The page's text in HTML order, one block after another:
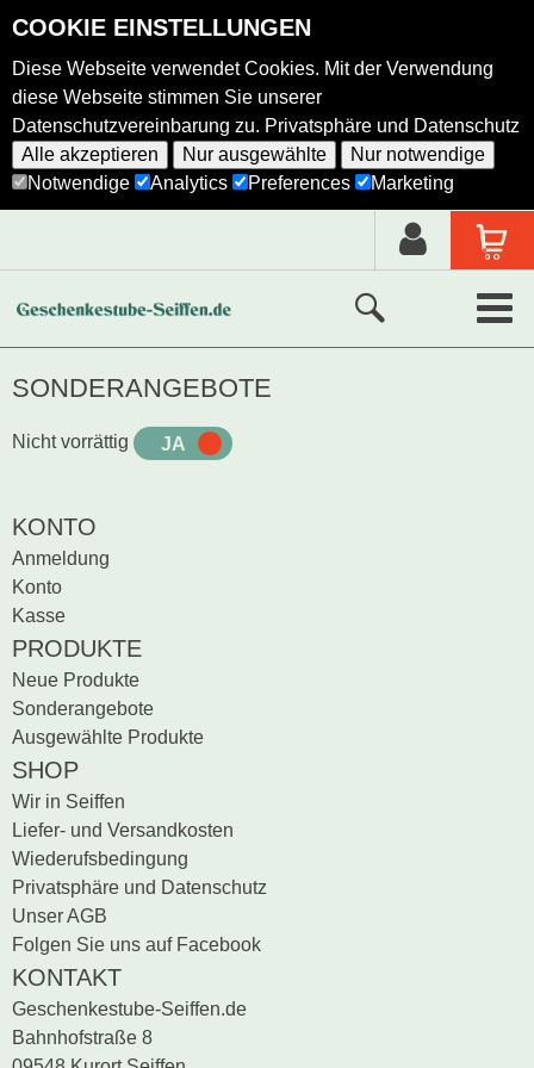
COOKIE EINSTELLUNGEN
Diese Webseite verwendet Cookies. Mit der Verwendung
diese Webseite stimmen Sie unserer
Datenschutzvereinbarung zu. Privatsphäre und Datenschutz
Alle akzeptieren
Nur ausgewählte
Nur notwendige
Notwendige
Analytics Preferences Marketing
Ausgewählte Produkte
Holzkunst nach Hersteller
Schwibbogen
Räucherfiguren
SONDERANGEBOTE
Nicht vorrättig JA
KONTO
Anmeldung
Konto
Kasse
PRODUKTE
Neue Produkte
Sonderangebote
Ausgewählte Produkte
SHOP
Wir in Seiffen
Liefer- und Versandkosten
Wiederufsbedingung
Privatsphäre und Datenschutz
Unser AGB
Folgen Sie uns auf Facebook
KONTAKT
Geschenkestube-Seiffen.de
Bahnhofstraße 8